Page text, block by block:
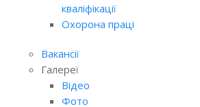
кваліфікації
Охорона праці
Вакансії
Галереї
Відео
Фото